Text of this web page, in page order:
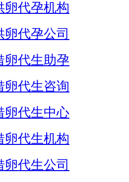
卵代孕机构
卵代孕公司
卵代生助孕
卵代生咨询
卵代生中心
卵代生机构
卵代生公司